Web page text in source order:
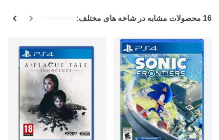
16 محصولات مشابه در شاخه های مختلف: